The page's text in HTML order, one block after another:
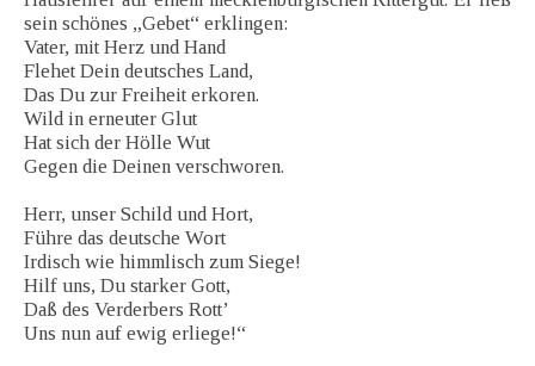
sein schönes „Gebet“ erklingen:
Vater, mit Herz und Hand
Flehet Dein deutsches Land,
Das Du zur Freiheit erkoren.
Wild in erneuter Glut
Hat sich der Hölle Wut
Gegen die Deinen verschworen.
Herr, unser Schild und Hort,
Führe das deutsche Wort
Irdisch wie himmlisch zum Siege!
Hilf uns, Du starker Gott,
Daß des Verderbers Rott’
Uns nun auf ewig erliege!“